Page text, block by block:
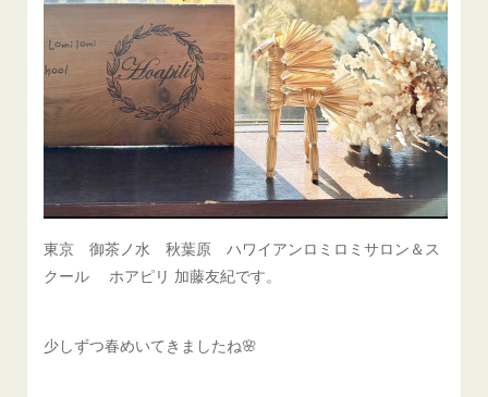
東京 御茶ノ水 秋葉原 ハワイアンロミロミサロン＆ス
クール ホアピリ 加藤友紀です。
少しずつ春めいてきましたね🌸